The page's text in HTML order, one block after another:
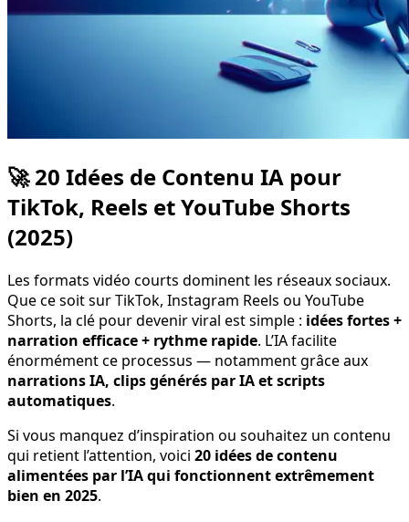
🚀 20 Idées de Contenu IA pour
TikTok, Reels et YouTube Shorts
(2025)
Les formats vidéo courts dominent les réseaux sociaux.
Que ce soit sur TikTok, Instagram Reels ou YouTube
Shorts, la clé pour devenir viral est simple : idées fortes +
narration efficace + rythme rapide. L’IA facilite
énormément ce processus — notamment grâce aux
narrations IA, clips générés par IA et scripts
automatiques.
Si vous manquez d’inspiration ou souhaitez un contenu
qui retient l’attention, voici 20 idées de contenu
alimentées par l’IA qui fonctionnent extrêmement
bien en 2025.